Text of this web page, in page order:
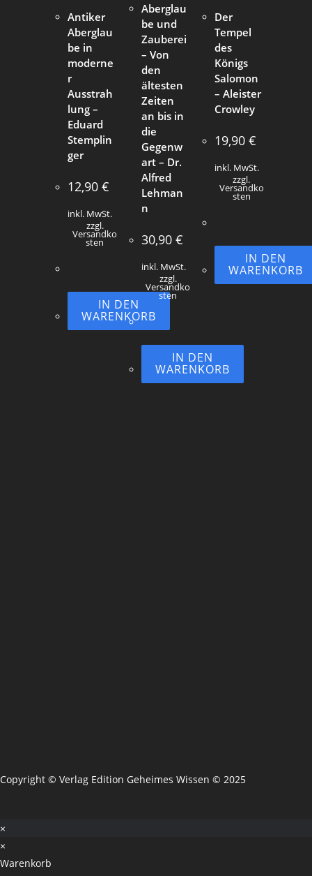
Antiker
Aberglau
be in
moderne
r
Ausstrah
lung –
Eduard
Stemplin
ger
12,90€
inkl. MwSt.
zzgl.
Versandko
sten
IN DEN
WARENKORB
Aberglau
be und
Zauberei
– Von
den
ältesten
Zeiten
an bis in
die
Gegenw
art – Dr.
Alfred
Lehman
n
30,90 €
inkl. MwSt.
zzgl.
Versandko
sten
IN DEN
WARENKORB
Der
Tempel
des
Königs
Salomon
– Aleister
Crowley
19,90 €
inkl. MwSt.
zzgl.
Versandko
sten
IN DEN
WARENKORB
Copyright © Verlag Edition Geheimes Wissen © 2025
×
×
Warenkorb